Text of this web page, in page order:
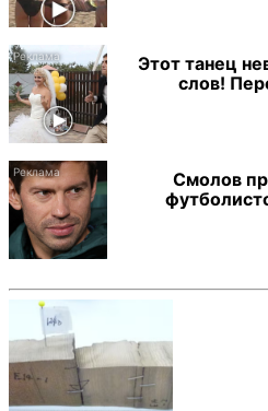
Этот танец
слов!
Смолов